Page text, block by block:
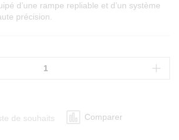
d’une rampe repliable et d’un système
précision.
de souhaits Comparer